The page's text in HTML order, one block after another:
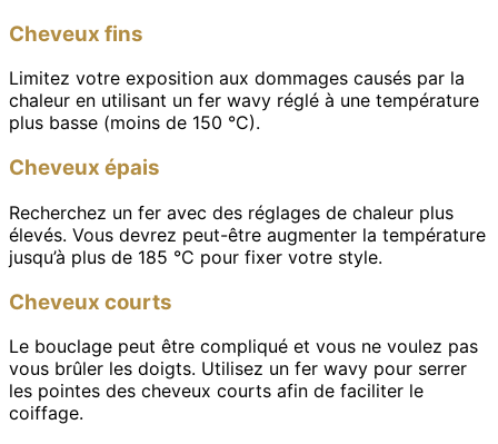
Cheveux fins
Limitez votre exposition aux dommages causés par la
chaleur en utilisant un fer wavy réglé à une température
plus basse (moins de 150 °C).
Cheveux épais
Recherchez un fer avec des réglages de chaleur plus
élevés. Vous devrez peut-être augmenter la température
jusqu’à plus de 185 °C pour fixer votre style.
Cheveux courts
Le bouclage peut être compliqué et vous ne voulez pas
vous brûler les doigts. Utilisez un fer wavy pour serrer
les pointes des cheveux courts afin de faciliter le
coiffage.